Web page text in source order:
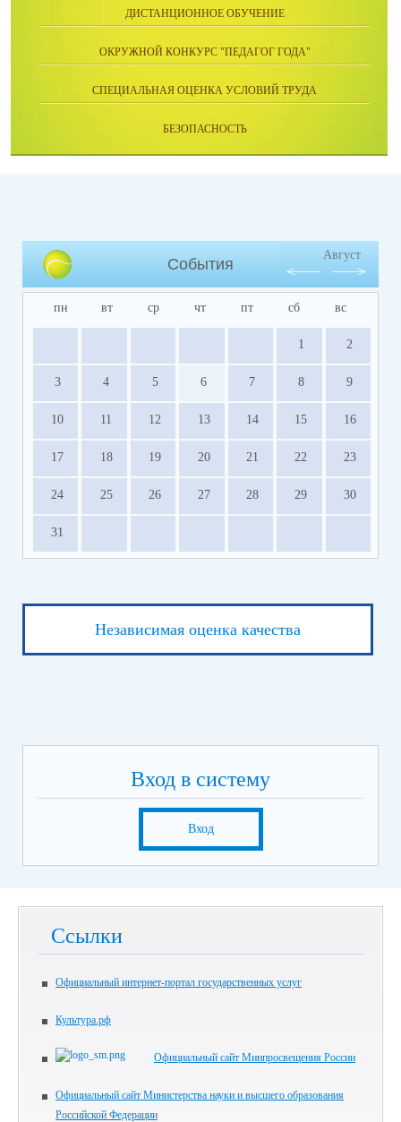
ДИСТАНЦИОННОЕ ОБУЧЕНИЕ
ОКРУЖНОЙ КОНКУРС "ПЕДАГОГ ГОДА"
СПЕЦИАЛЬНАЯ ОЦЕНКА УСЛОВИЙ ТРУДА
БЕЗОПАСНОСТЬ
События
Август
пн вт ср чт пт сб вс
1 2
3 4 5 6 7 8 9
10 11 12 13 14 15 16
17 18 19 20 21 22 23
24 25 26 27 28 29 30
31
Независимая оценка качества
Вход в систему
Вход
Ссылки
Официальный интернет-портал государственных услуг
Культура.рф
Официальный сайт Минпросвещения России
Официальный сайт Министерства науки и высшего образования
Российской Федерации